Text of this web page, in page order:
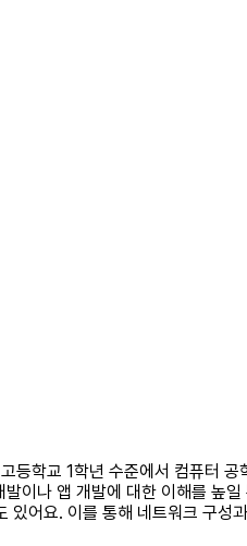
등학교 1학년 수준에서 컴퓨터
이나 앱 개발에 대한 이해를 높
있어요. 이를 통해 네트워크 구